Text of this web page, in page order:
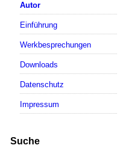
Autor
Einführung
Werkbesprechungen
Downloads
Datenschutz
Impressum
Suche